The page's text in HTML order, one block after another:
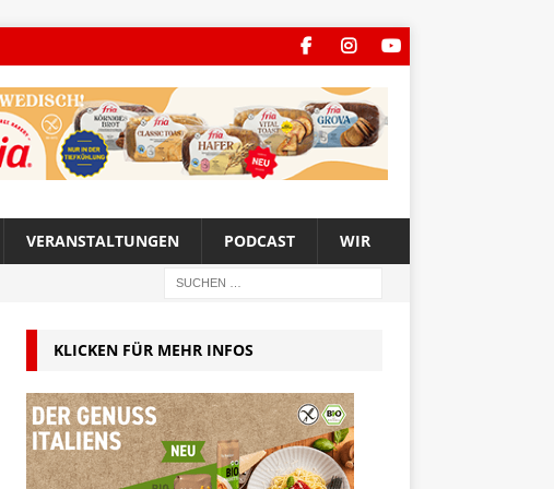
VERANSTALTUNGEN PODCAST WIR
KLICKEN FÜR MEHR INFOS